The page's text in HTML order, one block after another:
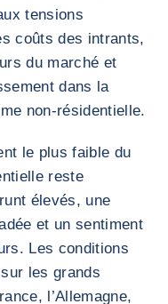
tensions
coûts des intrants,
du marché et
dans la
non-résidentielle.
le plus faible du
reste
élevés, une
et un sentiment
Les conditions
les grands
l’Allemagne,